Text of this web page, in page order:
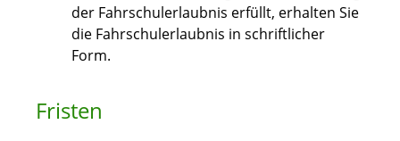
der Fahrschulerlaubnis erfüllt, erhalten Sie
die Fahrschulerlaubnis in schriftlicher
Form.
Fristen